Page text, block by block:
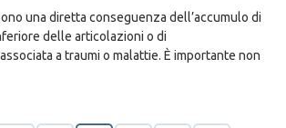
una diretta conseguenza dell’accumulo di
delle articolazioni o di
a traumi o malattie. È importante non
perché potrebbe essere associato a